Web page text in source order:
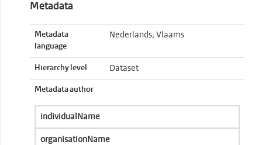
Metadata
Metadata
language
Nederlands; Vlaams
Hierarchy level Dataset
Metadata author
individualName
organisationName